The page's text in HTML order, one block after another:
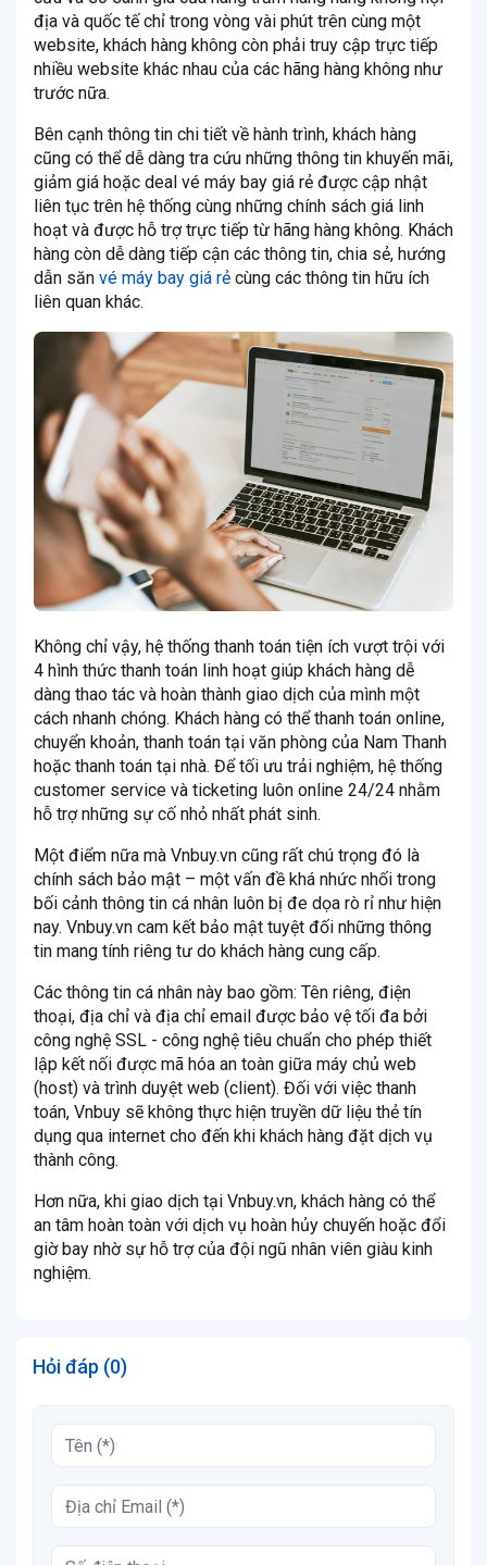
địa và quốc tế chỉ trong vòng vài phút trên cùng một
website, khách hàng không còn phải truy cập trực tiếp
nhiều website khác nhau của các hãng hàng không như
trước nữa.
Bên cạnh thông tin chi tiết về hành trình, khách hàng
cũng có thể dễ dàng tra cứu những thông tin khuyến mãi,
giảm giá hoặc deal vé máy bay giá rẻ được cập nhật
liên tục trên hệ thống cùng những chính sách giá linh
hoạt và được hỗ trợ trực tiếp từ hãng hàng không. Khách
hàng còn dễ dàng tiếp cận các thông tin, chia sẻ, hướng
dẫn săn vé máy bay giá rẻ cùng các thông tin hữu ích
liên quan khác.
Không chỉ vậy, hệ thống thanh toán tiện ích vượt trội với
4 hình thức thanh toán linh hoạt giúp khách hàng dễ
dàng thao tác và hoàn thành giao dịch của mình một
cách nhanh chóng. Khách hàng có thể thanh toán online,
chuyển khoản, thanh toán tại văn phòng của Nam Thanh
hoặc thanh toán tại nhà. Để tối ưu trải nghiệm, hệ thống
customer service và ticketing luôn online 24/24 nhằm
hỗ trợ những sự cố nhỏ nhất phát sinh.
Một điểm nữa mà Vnbuy.vn cũng rất chú trọng đó là
chính sách bảo mật – một vấn đề khá nhức nhối trong
bối cảnh thông tin cá nhân luôn bị đe dọa rò rỉ như hiện
nay. Vnbuy.vn cam kết bảo mật tuyệt đối những thông
tin mang tính riêng tư do khách hàng cung cấp.
Các thông tin cá nhân này bao gồm: Tên riêng, điện
thoại, địa chỉ và địa chỉ email được bảo vệ tối đa bởi
công nghệ SSL - công nghệ tiêu chuẩn cho phép thiết
lập kết nối được mã hóa an toàn giữa máy chủ web
(host) và trình duyệt web (client). Đối với việc thanh
toán, Vnbuy sẽ không thực hiện truyền dữ liệu thẻ tín
dụng qua internet cho đến khi khách hàng đặt dịch vụ
thành công.
Hơn nữa, khi giao dịch tại Vnbuy.vn, khách hàng có thể
an tâm hoàn toàn với dịch vụ hoàn hủy chuyến hoặc đổi
giờ bay nhờ sự hỗ trợ của đội ngũ nhân viên giàu kinh
nghiệm.
Hỏi đáp (0)